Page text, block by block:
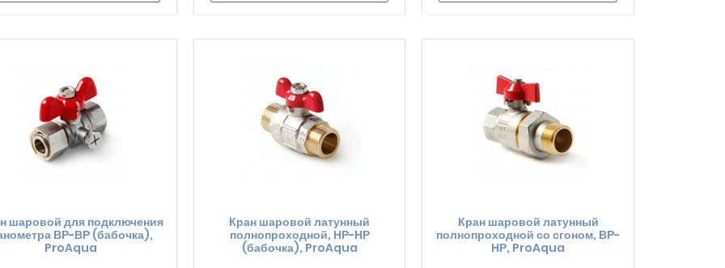
шаровой для подключения
ВР-ВР (бабочка),
ProAqua
Кран шаровой латунный
полнопроходной, НР-НР
(бабочка), ProAqua
Кран шаровой латунный
полнопроходной со сгоном, ВР-
НР, ProAqua